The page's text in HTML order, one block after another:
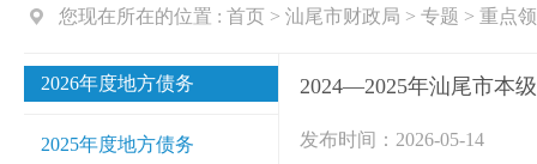
您现在所在的位置 : 首页 > 汕尾市财政局 > 专题 > 重点
2026年度地方债务
2025年度地方债务
2024—2025年汕尾市本
发布时间：2026-05-14